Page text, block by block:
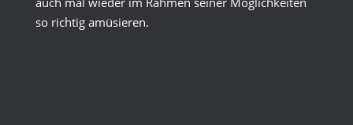
so richtig amüsieren.